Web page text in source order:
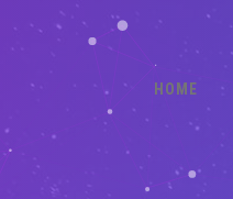
HOME